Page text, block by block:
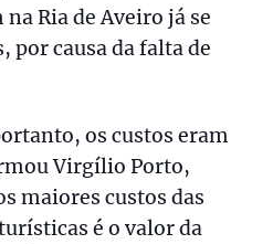
Ria de Aveiro já se
por causa da falta de
os custos eram
Virgílio Porto,
maiores custos das
é o valor da